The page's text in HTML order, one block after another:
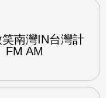
南灣IN台灣計
FM AM